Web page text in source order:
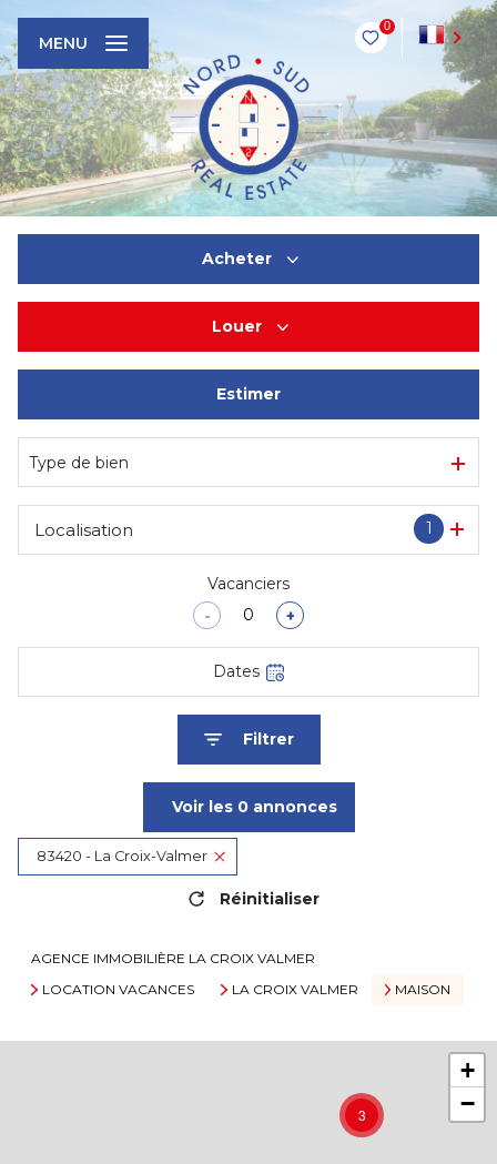
0
FR
MENU
Acheter
Louer
Estimer
Type de bien
1
Localisation
Vacanciers
-
+
Dates
Filtrer
Voir les 0annonces
83420 - La Croix-Valmer
Réinitialiser
AGENCE IMMOBILIÈRE LA CROIX VALMER
LOCATION VACANCES
LA CROIX VALMER MAISON
3
+
−